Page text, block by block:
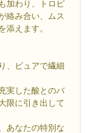
加わり、トロピ
絡み合い、ムス
添えます。
、ピュアで繊細
実した酸とのバ
限に引き出して
あなたの特別な